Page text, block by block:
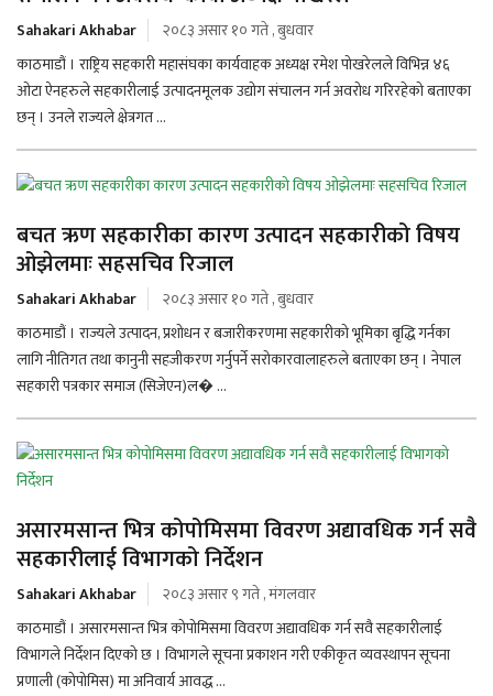
Sahakari Akhabar
२०८३ असार १० गते , बुधवार
काठमाडौं । राष्ट्रिय सहकारी महासंघका कार्यवाहक अध्यक्ष रमेश पोखरेलले विभिन्न ४६
ओटा ऐनहरुले सहकारीलाई उत्पादनमूलक उद्योग संचालन गर्न अवरोध गरिरहेको बताएका
छन् । उनले राज्यले क्षेत्रगत ...
बचत ऋण सहकारीका कारण उत्पादन सहकारीको विषय
ओझेलमाः सहसचिव रिजाल
Sahakari Akhabar
२०८३ असार १० गते , बुधवार
काठमाडौं । राज्यले उत्पादन, प्रशोधन र बजारीकरणमा सहकारीको भूमिका बृद्धि गर्नका
लागि नीतिगत तथा कानुनी सहजीकरण गर्नुपर्ने सरोकारवालाहरुले बताएका छन् । नेपाल
सहकारी पत्रकार समाज (सिजेएन)ल� ...
असारमसान्त भित्र कोपोमिसमा विवरण अद्यावधिक गर्न सवै
सहकारीलाई विभागको निर्देशन
Sahakari Akhabar
२०८३ असार ९ गते , मंगलवार
काठमाडौं । असारमसान्त भित्र कोपोमिसमा विवरण अद्यावधिक गर्न सवै सहकारीलाई
विभागले निर्देशन दिएको छ । विभागले सूचना प्रकाशन गरी एकीकृत व्यवस्थापन सूचना
प्रणाली (कोपोमिस) मा अनिवार्य आवद्ध ...